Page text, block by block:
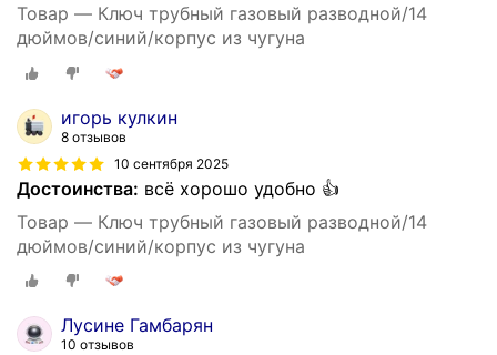
Товар — Ключ трубный газовый разводной/14
дюймов/синий/корпус из чугуна
игорь кулкин
8 отзывов
10 сентября 2025
Достоинства: всё хорошо удобно 👍
Товар — Ключ трубный газовый разводной/14
дюймов/синий/корпус из чугуна
Лусине Гамбарян
10 отзывов